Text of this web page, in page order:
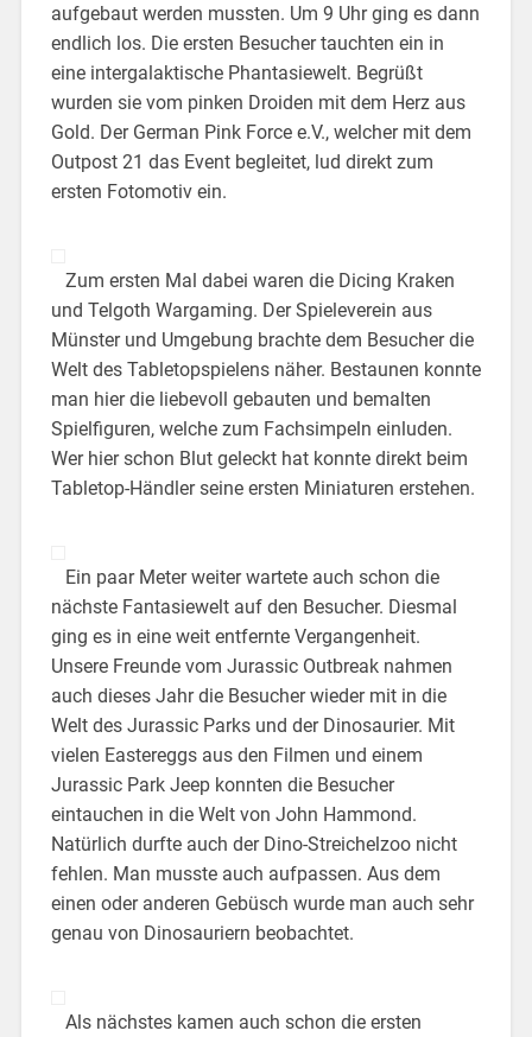
aufgebaut werden mussten. Um 9 Uhr ging es dann
endlich los. Die ersten Besucher tauchten ein in
eine intergalaktische Phantasiewelt. Begrüßt
wurden sie vom pinken Droiden mit dem Herz aus
Gold. Der German Pink Force e.V., welcher mit dem
Outpost 21 das Event begleitet, lud direkt zum
ersten Fotomotiv ein.
Zum ersten Mal dabei waren die Dicing Kraken
und Telgoth Wargaming. Der Spieleverein aus
Münster und Umgebung brachte dem Besucher die
Welt des Tabletopspielens näher. Bestaunen konnte
man hier die liebevoll gebauten und bemalten
Spielfiguren, welche zum Fachsimpeln einluden.
Wer hier schon Blut geleckt hat konnte direkt beim
Tabletop-Händler seine ersten Miniaturen erstehen.
Ein paar Meter weiter wartete auch schon die
nächste Fantasiewelt auf den Besucher. Diesmal
ging es in eine weit entfernte Vergangenheit.
Unsere Freunde vom Jurassic Outbreak nahmen
auch dieses Jahr die Besucher wieder mit in die
Welt des Jurassic Parks und der Dinosaurier. Mit
vielen Eastereggs aus den Filmen und einem
Jurassic Park Jeep konnten die Besucher
eintauchen in die Welt von John Hammond.
Natürlich durfte auch der Dino-Streichelzoo nicht
fehlen. Man musste auch aufpassen. Aus dem
einen oder anderen Gebüsch wurde man auch sehr
genau von Dinosauriern beobachtet.
Als nächstes kamen auch schon die ersten